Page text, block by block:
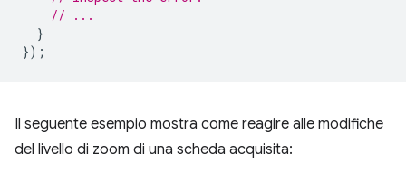
// ...
}
});
Il seguente esempio mostra come reagire alle modifiche
del livello di zoom di una scheda acquisita: